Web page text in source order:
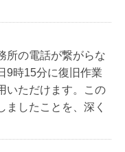
所の電話が繋がらな
9時15分に復旧作業
いただけます。この
ましたことを、深く